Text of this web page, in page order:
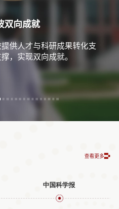
双向成就
供人才与科研成果转化支
，实现双向成就。
查看更多
中国科学报